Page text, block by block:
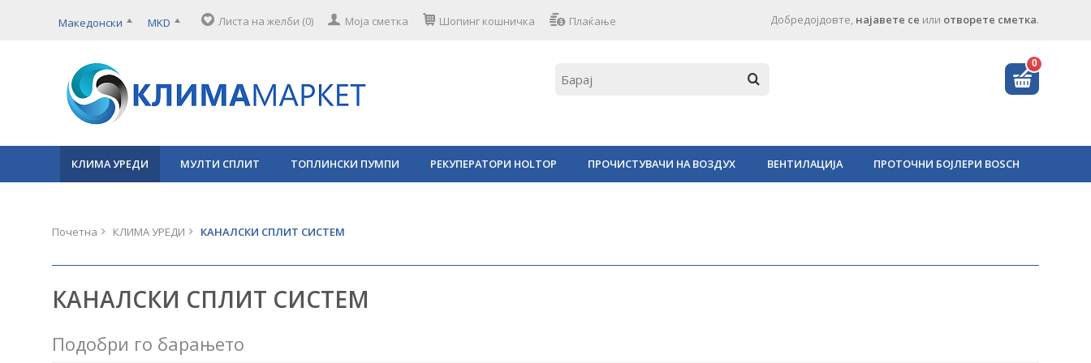
Македонски MKD Добредојдовте, најавете се или отворете сметка.
Листа на желби (0) Моја сметка Шопинг кошничка Плаќање
0
КЛИМА УРЕДИ МУЛТИ СПЛИТ ТОПЛИНСКИ ПУМПИ РЕКУПЕРАТОРИ HOLTOP ПРОЧИСТУВАЧИ НА ВОЗДУХ ВЕНТИЛАЦИЈА ПРОТОЧНИ БОЈЛЕРИ BOSCH
Почетна КЛИМА УРЕДИ КАНАЛСКИ СПЛИТ СИСТЕМ
КАНАЛСКИ СПЛИТ СИСТЕМ
Подобри го барањето